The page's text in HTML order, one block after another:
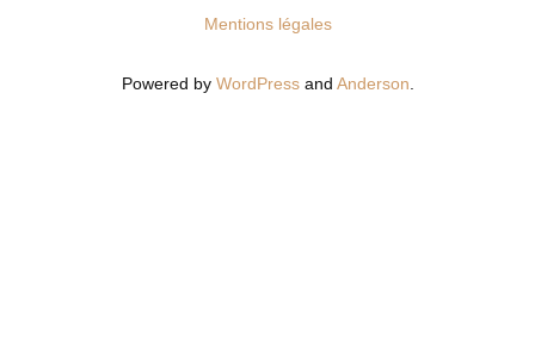
Mentions légales
Powered by WordPressand Anderson